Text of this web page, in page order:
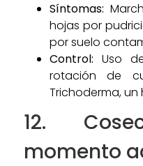
Síntomas:
hojas por
por suelo
Control: Uso
rotación de
Trichoderma,
12.
momento